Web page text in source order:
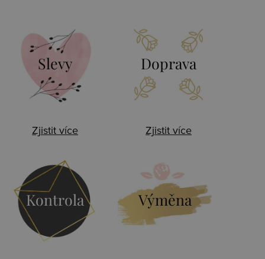
Slevy
Zjistit více
Doprava
Zjistit více
Kontrola Výměna